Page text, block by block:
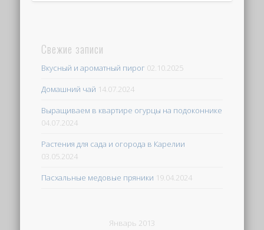
Свежие записи
Вкусный и ароматный пирог 02.10.2025
Домашний чай 14.07.2024
Выращиваем в квартире огурцы на подоконнике
04.07.2024
Растения для сада и огорода в Карелии
03.05.2024
Пасхальные медовые пряники 19.04.2024
Январь 2013